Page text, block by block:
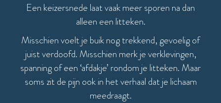
Een keizersnede laat vaak meer sporen na dan
alleen een litteken.
Misschien voelt je buik nog trekkend, gevoelig of
juist verdoofd. Misschien merk je verklevingen,
spanning of een ‘afdakje’ rondom je litteken. Maar
soms zit de pijn ook in het verhaal dat je lichaam
meedraagt.